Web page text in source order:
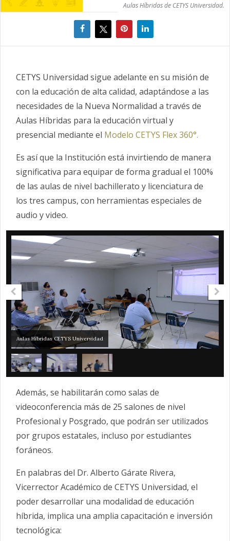
Aulas Híbridas de CETYS Universidad.
CETYS Universidad sigue adelante en su misión de
con la educación de alta calidad, adaptándose a las
necesidades de la Nueva Normalidad a través de
Aulas Híbridas para la educación virtual y
presencial mediante el Modelo CETYS Flex 360°.
Es así que la Institución está invirtiendo de manera
significativa para equipar de forma gradual el 100%
de las aulas de nivel bachillerato y licenciatura de
los tres campus, con herramientas especiales de
audio y video.
Aulas Híbridas CETYS Universidad
Además, se habilitarán como salas de
videoconferencia más de 25 salones de nivel
Profesional y Posgrado, que podrán ser utilizados
por grupos estatales, incluso por estudiantes
foráneos.
En palabras del Dr. Alberto Gárate Rivera,
Vicerrector Académico de CETYS Universidad, el
poder desarrollar una modalidad de educación
híbrida, implica una amplia capacitación e inversión
tecnológica: